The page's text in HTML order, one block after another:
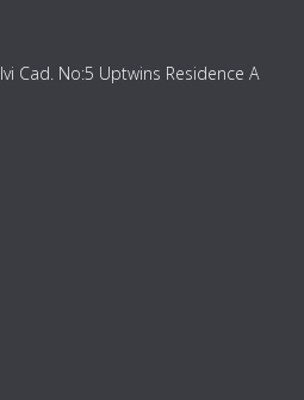
Cad. No:5 Uptwins Residence A